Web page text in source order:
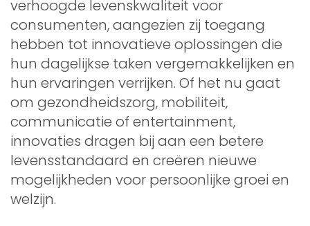
verhoogde levenskwaliteit voor
consumenten, aangezien zij toegang
hebben tot innovatieve oplossingen die
hun dagelijkse taken vergemakkelijken en
hun ervaringen verrijken. Of het nu gaat
om gezondheidszorg, mobiliteit,
communicatie of entertainment,
innovaties dragen bij aan een betere
levensstandaard en creëren nieuwe
mogelijkheden voor persoonlijke groei en
welzijn.